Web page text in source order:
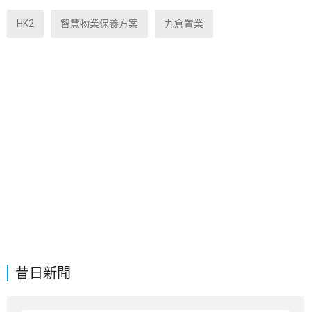
昔日新聞
HK2 智慧物業保養方案 九倉置業